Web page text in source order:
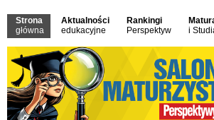
Strona
główna
Aktualności
edukacyjne
Rankingi
Perspektyw
i